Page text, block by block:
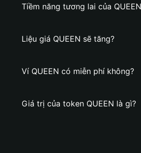
Tiềm năng tương lai của
Liệu giá QUEEN sẽ tăng?
Ví QUEEN có miễn phí không?
Giá trị của token QUEEN là gì?